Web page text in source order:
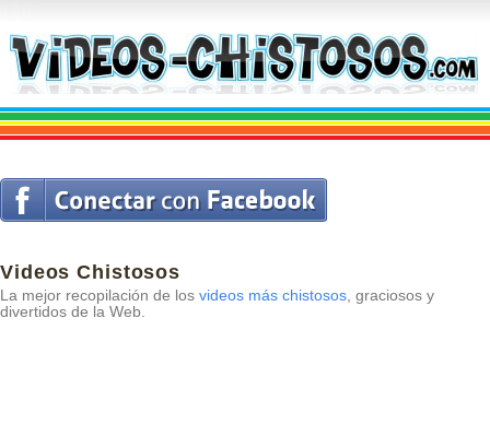
Videos Chistosos
La mejor recopilación de los videos más chistosos, graciosos y
divertidos de la Web.